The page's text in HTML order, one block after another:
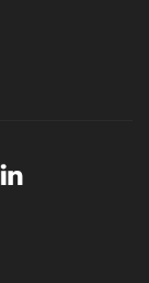
2026! (video)